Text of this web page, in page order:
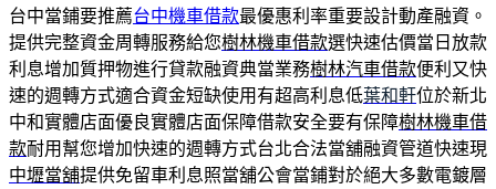
台中當鋪要推薦台中機車借款最優惠利率重要設計動產融資。
提供完整資金周轉服務給您樹林機車借款選快速估價當日放款
利息增加質押物進行貸款融資典當業務樹林汽車借款便利又快
速的週轉方式適合資金短缺使用有超高利息低葉和軒位於新北
中和實體店面優良實體店面保障借款安全要有保障樹林機車借
款耐用幫您增加快速的週轉方式台北合法當舖融資管道快速現
中壢當舖提供免留車利息照當舖公會當鋪對於絕大多數電鍍層